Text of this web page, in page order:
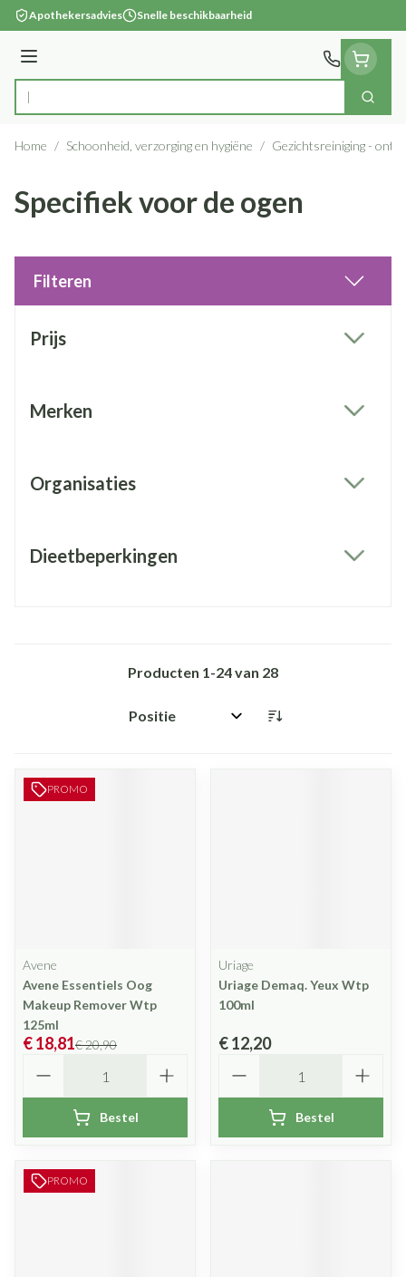
Ga naar de inhoud
Apothekersadvies Snelle beschikbaarheid
Menu
Product, merk, categorie... Zoek
Home / Schoonheid, verzorging en hygiëne / Gezichtsreiniging -
Specifiek voor de ogen
Filteren
Prijs
Merken
Organisaties
Dieetbeperkingen
Producten 1-24van 28
Sorteer op:
PROMO
Avene
Avene Essentiels Oog
Makeup Remover Wtp
125ml
€ 20,90
€ 18,81
Bestel
Uriage
Uriage Demaq. Yeux Wtp
100ml
€ 12,20
Bestel
PROMO